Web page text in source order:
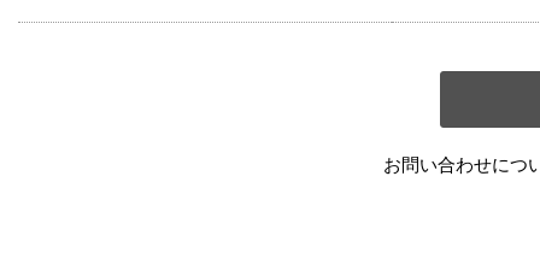
お問い合わせにつ